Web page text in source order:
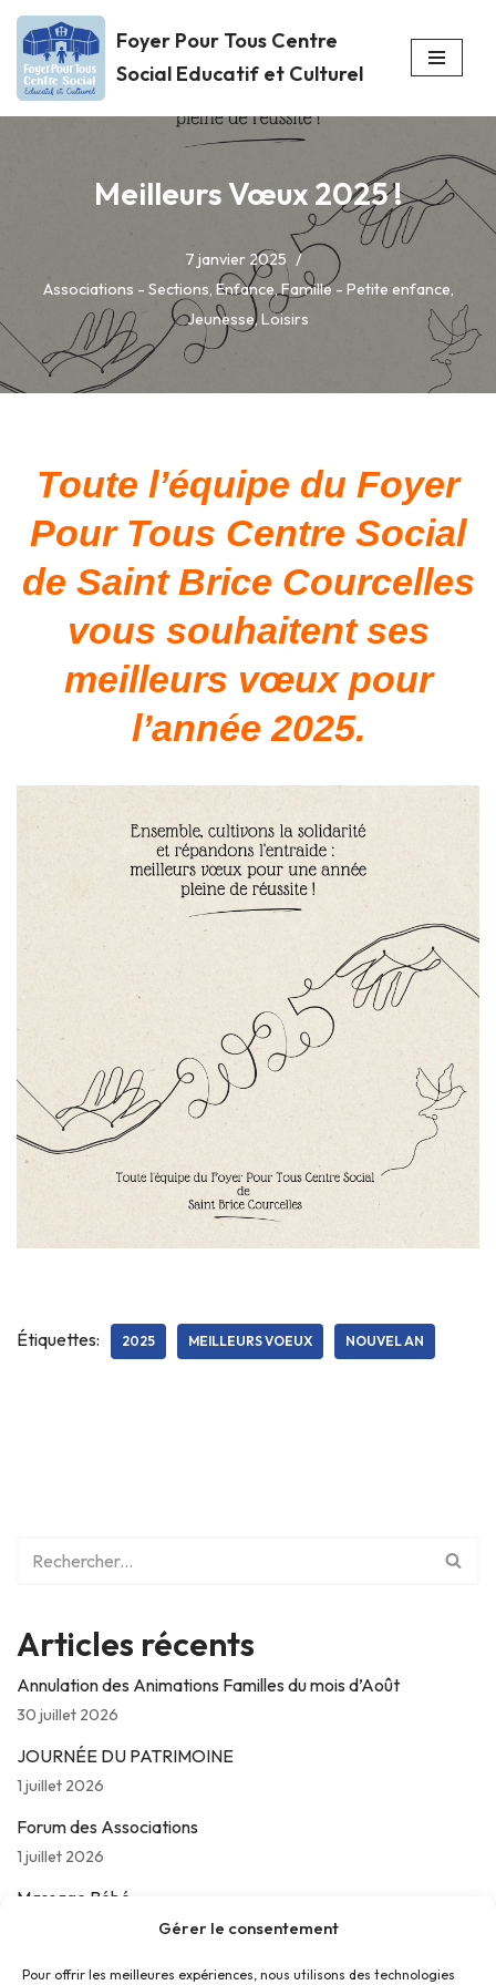
Gérer le consentement
Pour offrir les meilleures expériences, nous utilisons des technologies
Aller
au
contenu
Foyer Pour Tous Centre
Social Educatif et Culturel
Meilleurs Vœux 2025 !
7 janvier 2025
Associations - Sections, Enfance,Famille - Petite enfance,
Jeunesse,Loisirs
Toute l’équipe du Foyer
Pour Tous Centre Social
de Saint Brice Courcelles
vous souhaitent ses
meilleurs vœux pour
l’année 2025.
Étiquettes: 2025 MEILLEURS VOEUX NOUVEL AN
Articles récents
Annulation des Animations Familles du mois d’Août
30 juillet 2026
JOURNÉE DU PATRIMOINE
1 juillet 2026
Forum des Associations
1 juillet 2026
Massage Bébé
Les jeudis de La Parolière